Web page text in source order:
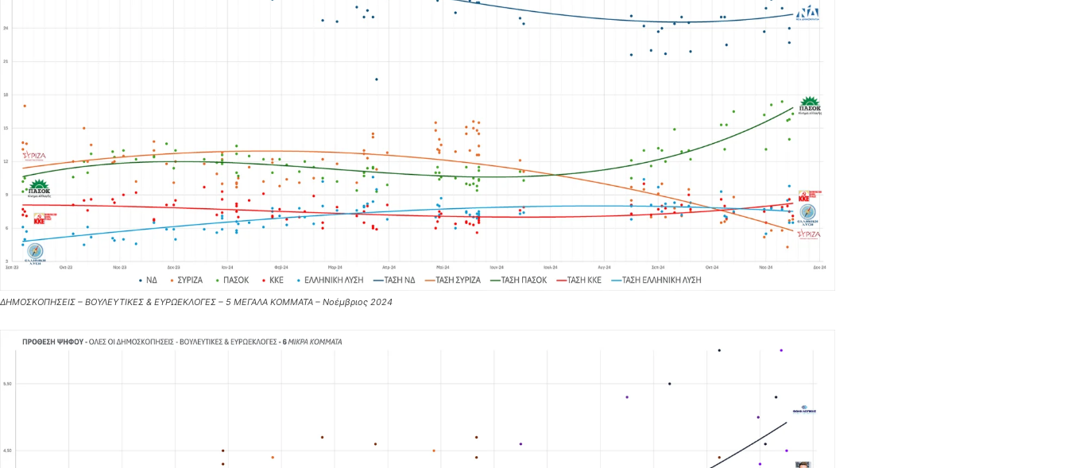
ΔΗΜΟΣΚΟΠΗΣΕΙΣ – ΒΟΥΛΕΥΤΙΚΕΣ & ΕΥΡΩΕΚΛΟΓΕΣ – 5 ΜΕΓΑΛΑ ΚΟΜΜΑΤΑ – Νοέμβριος 2024